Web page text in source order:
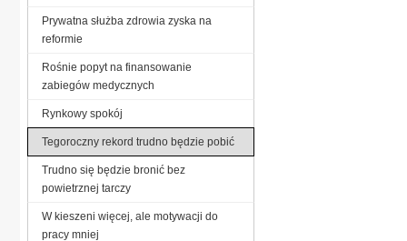
Prywatna służba zdrowia zyska na
reformie
Rośnie popyt na finansowanie
zabiegów medycznych
Rynkowy spokój
Tegoroczny rekord trudno będzie pobić
Trudno się będzie bronić bez
powietrznej tarczy
W kieszeni więcej, ale motywacji do
pracy mniej